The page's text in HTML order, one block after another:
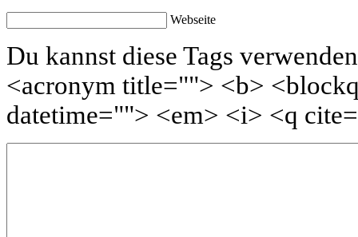
Webseite
Du kannst diese Tags
<acronym title=""> <b>
datetime=""> <em> <i> <q